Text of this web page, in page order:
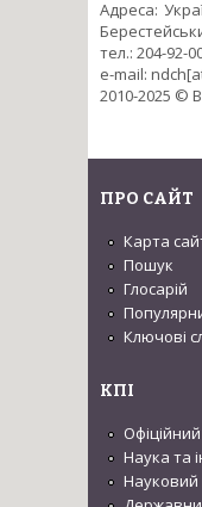
Адреса:
тел.: 204-92-
e-mail:
2010-2025 ©
ПРО САЙТ
Карта
Пошук
Глосарій
Ключові
КПІ
Офіційний
Наука та
Науковий